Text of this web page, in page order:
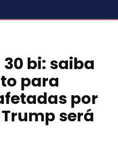
30 bi: saiba
para
por
será